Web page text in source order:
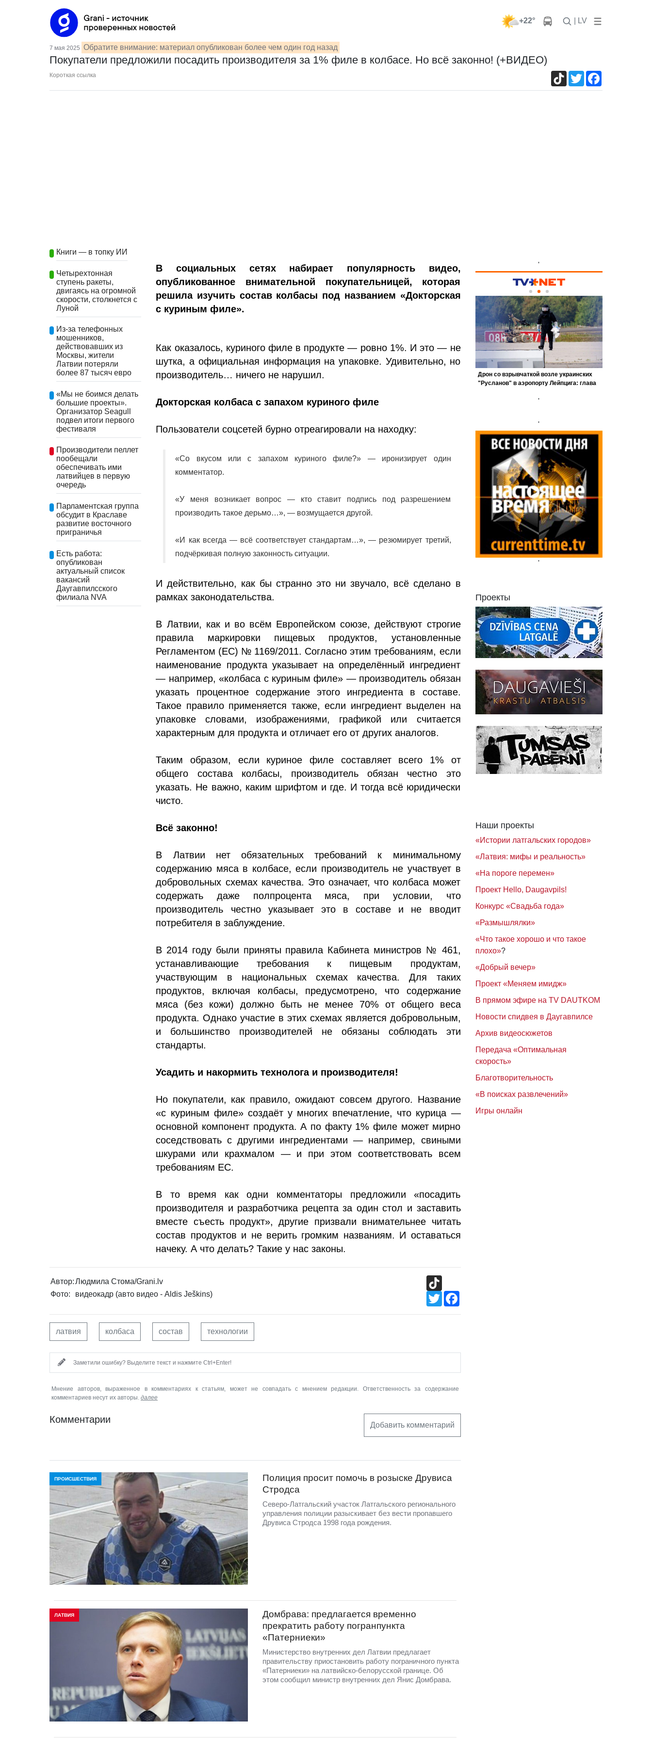
+22° | LV
7 мая 2025 Обратите внимание: материал опубликован более чем один год назад
Покупатели предложили посадить производителя за 1% филе в колбасе. Но всё законно! (+ВИДЕО)
Короткая ссылка TikTokTwitter
Книги — в топку ИИ
Четырехтонная
ступень ракеты,
двигаясь на огромной
скорости, столкнется с
Луной
Из-за телефонных
мошенников,
действовавших из
Москвы, жители
Латвии потеряли
более 87 тысяч евро
«Мы не боимся делать
большие проекты».
Организатор Seagull
подвел итоги первого
фестиваля
Производители пеллет
пообещали
обеспечивать ими
латвийцев в первую
очередь
Парламентская группа
обсудит в Краславе
развитие восточного
приграничья
Есть работа:
опубликован
актуальный список
вакансий
Даугавпилсского
филиала NVA
В социальных сетях набирает популярность видео,
опубликованное внимательной покупательницей, которая
решила изучить состав колбасы под названием «Докторская
с куриным филе».
Как оказалось, куриного филе в продукте — ровно 1%. И это — не
шутка, а официальная информация на упаковке. Удивительно, но
производитель… ничего не нарушил.
Докторская колбаса с запахом куриного филе
Пользователи соцсетей бурно отреагировали на находку:
«Со вкусом или с запахом куриного филе?» — иронизирует один
комментатор.
«У меня возникает вопрос — кто ставит подпись под разрешением
производить такое дерьмо…», — возмущается другой.
«И как всегда — всё соответствует стандартам…», — резюмирует третий,
подчёркивая полную законность ситуации.
И действительно, как бы странно это ни звучало, всё сделано в
рамках законодательства.
В Латвии, как и во всём Европейском союзе, действуют строгие
правила маркировки пищевых продуктов, установленные
Регламентом (ЕС) № 1169/2011. Согласно этим требованиям, если
наименование продукта указывает на определённый ингредиент
— например, «колбаса с куриным филе» — производитель обязан
указать процентное содержание этого ингредиента в составе.
Такое правило применяется также, если ингредиент выделен на
упаковке словами, изображениями, графикой или считается
характерным для продукта и отличает его от других аналогов.
Таким образом, если куриное филе составляет всего 1% от
общего состава колбасы, производитель обязан честно это
указать. Не важно, каким шрифтом и где. И тогда всё юридически
чисто.
Всё законно!
В Латвии нет обязательных требований к минимальному
содержанию мяса в колбасе, если производитель не участвует в
добровольных схемах качества. Это означает, что колбаса может
содержать даже полпроцента мяса, при условии, что
производитель честно указывает это в составе и не вводит
потребителя в заблуждение.
В 2014 году были приняты правила Кабинета министров № 461,
устанавливающие требования к пищевым продуктам,
участвующим в национальных схемах качества. Для таких
продуктов, включая колбасы, предусмотрено, что содержание
мяса (без кожи) должно быть не менее 70% от общего веса
продукта. Однако участие в этих схемах является добровольным,
и большинство производителей не обязаны соблюдать эти
стандарты.
Усадить и накормить технолога и производителя!
Но покупатели, как правило, ожидают совсем другого. Название
«с куриным филе» создаёт у многих впечатление, что курица —
основной компонент продукта. А по факту 1% филе может мирно
соседствовать с другими ингредиентами — например, свиными
шкурами или крахмалом — и при этом соответствовать всем
требованиям ЕС.
В то время как одни комментаторы предложили «посадить
производителя и разработчика рецепта за один стол и заставить
вместе съесть продукт», другие призвали внимательнее читать
состав продуктов и не верить громким названиям. И оставаться
начеку. А что делать? Такие у нас законы.
Автор:Людмила Стома/Grani.lv
Фото:
видеокадр (авто видео - Aldis Ješkins)
TikTok
TwitterFacebook
латвия колбаса состав технологии
Заметили ошибку? Выделите текст и нажмите Ctrl+Enter!
Мнение авторов, выраженное в комментариях к статьям, может не совпадать с мнением редакции. Ответственность за содержание
комментариев несут их авторы. далее
Комментарии
Добавить комментарий
ПРОИСШЕСТВИЯ
Полиция просит помочь в розыске Друвиса
Стродса
Северо-Латгальский участок Латгальского регионального
управления полиции разыскивает без вести пропавшего
Друвиса Стродса 1998 года рождения.
ЛАТВИЯ
Домбрава: предлагается временно
прекратить работу погранпункта
«Патерниеки»
Министерство внутренних дел Латвии предлагает
правительству приостановить работу пограничного пункта
«Патерниеки» на латвийско-белорусской границе. Об
этом сообщил министр внутренних дел Янис Домбрава.
'
'
'
'
Проекты
Наши проекты
«Истории латгальских городов»
«Латвия: мифы и реальность»
«На пороге перемен»
Проект Hello, Daugavpils!
Конкурс «Свадьба года»
«Размышлялки»
«Что такое хорошо и что такое
плохо»?
«Добрый вечер»
Проект «Меняем имидж»
В прямом эфире на TV DAUTKOM
Новости спидвея в Даугавпилсе
Архив видеосюжетов
Передача «Оптимальная
скорость»
Благотворительность
«В поисках развлечений»
Игры онлайн